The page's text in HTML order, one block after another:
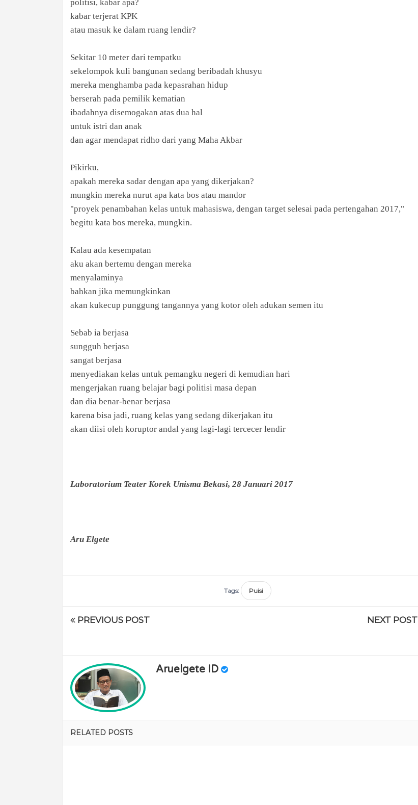
politisi, kabar apa?
kabar terjerat KPK
atau masuk ke dalam ruang lendir?
Sekitar 10 meter dari tempatku
sekelompok kuli bangunan sedang beribadah khusyu
mereka menghamba pada kepasrahan hidup
berserah pada pemilik kematian
ibadahnya disemogakan atas dua hal
untuk istri dan anak
dan agar mendapat ridho dari yang Maha Akbar
Pikirku,
apakah mereka sadar dengan apa yang dikerjakan?
mungkin mereka nurut apa kata bos atau mandor
"proyek penambahan kelas untuk mahasiswa, dengan target selesai pada pertengahan 2017,"
begitu kata bos mereka, mungkin.
Kalau ada kesempatan
aku akan bertemu dengan mereka
menyalaminya
bahkan jika memungkinkan
akan kukecup punggung tangannya yang kotor oleh adukan semen itu
Sebab ia berjasa
sungguh berjasa
sangat berjasa
menyediakan kelas untuk pemangku negeri di kemudian hari
mengerjakan ruang belajar bagi politisi masa depan
dan dia benar-benar berjasa
karena bisa jadi, ruang kelas yang sedang dikerjakan itu
akan diisi oleh koruptor andal yang lagi-lagi tercecer lendir
Laboratorium Teater Korek Unisma Bekasi, 28 Januari 2017
Aru Elgete
Tags: Puisi
PREVIOUS POST NEXT POST
Aruelgete ID
RELATED POSTS